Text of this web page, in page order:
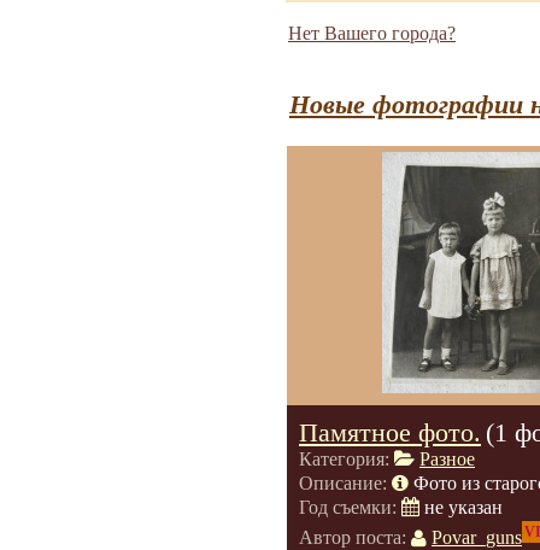
Нет Вашего города?
Новые фотографии
Памятное фото. (1
Категория:
Разное
Описание:
Фото из
Год съемки:
не указан
Автор поста:
Povar_guns